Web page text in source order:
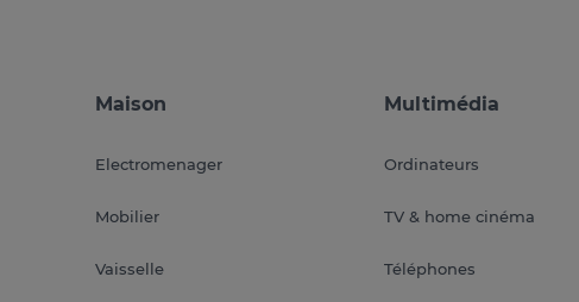
Maison
Electromenager
Mobilier
Vaisselle
Multimédia
Ordinateurs
TV & home cinéma
Téléphones